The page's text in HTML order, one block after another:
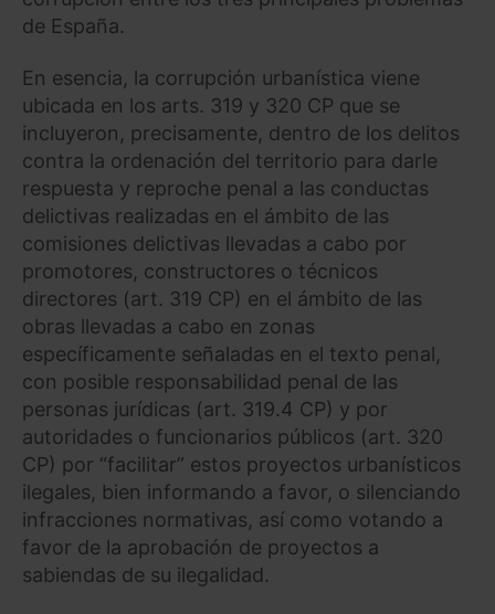
de España.
En esencia, la corrupción urbanística viene
ubicada en los arts. 319 y 320 CP que se
incluyeron, precisamente, dentro de los delitos
contra la ordenación del territorio para darle
respuesta y reproche penal a las conductas
delictivas realizadas en el ámbito de las
comisiones delictivas llevadas a cabo por
promotores, constructores o técnicos
directores (art. 319 CP) en el ámbito de las
obras llevadas a cabo en zonas
específicamente señaladas en el texto penal,
con posible responsabilidad penal de las
personas jurídicas (art. 319.4 CP) y por
autoridades o funcionarios públicos (art. 320
CP) por “facilitar” estos proyectos urbanísticos
ilegales, bien informando a favor, o silenciando
infracciones normativas, así como votando a
favor de la aprobación de proyectos a
sabiendas de su ilegalidad.